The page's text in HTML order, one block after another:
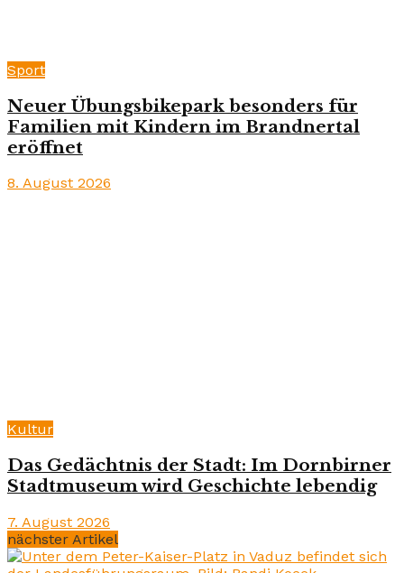
Sport
Neuer Übungsbikepark besonders für
Familien mit Kindern im Brandnertal
eröffnet
8. August 2026
Kultur
Das Gedächtnis der Stadt: Im Dornbirner
Stadtmuseum wird Geschichte lebendig
7. August 2026
nächster Artikel